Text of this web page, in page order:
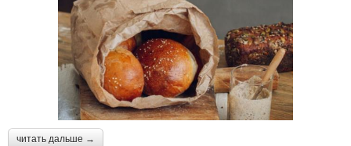
читать дальше →